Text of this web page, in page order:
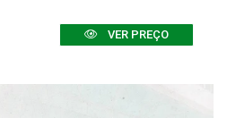
VER PREÇO